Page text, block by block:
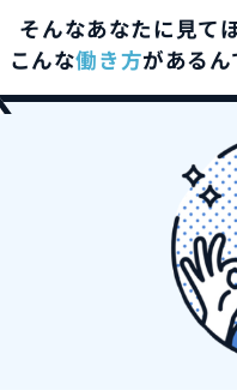
そんなあなたに見て
こんな働き方があるん